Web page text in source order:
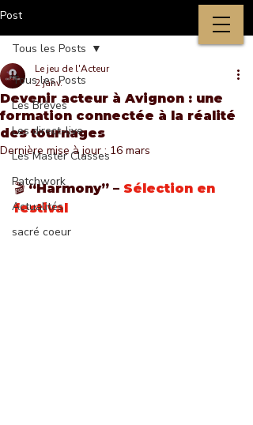
Post
Tous les Posts
Les Brèves
Les direct-live
Les Master Classes
Patchwork
Actualités
sacré coeur
Tous les Posts
Devenir acteur à Avignon : une
formation connectée à la réalité
des tournages
Le jeu de l'Acteur
2 janv.
Dernière mise à jour :16 mars
🎬 “Harmony” – Sélection en
festival